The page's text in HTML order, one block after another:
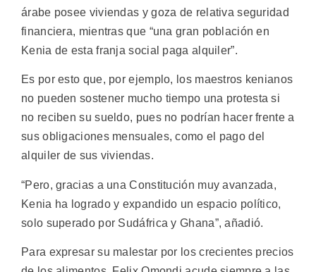
árabe posee viviendas y goza de relativa seguridad
financiera, mientras que “una gran población en
Kenia de esta franja social paga alquiler”.
Es por esto que, por ejemplo, los maestros kenianos
no pueden sostener mucho tiempo una protesta si
no reciben su sueldo, pues no podrían hacer frente a
sus obligaciones mensuales, como el pago del
alquiler de sus viviendas.
“Pero, gracias a una Constitución muy avanzada,
Kenia ha logrado y expandido un espacio político,
solo superado por Sudáfrica y Ghana”, añadió.
Para expresar su malestar por los crecientes precios